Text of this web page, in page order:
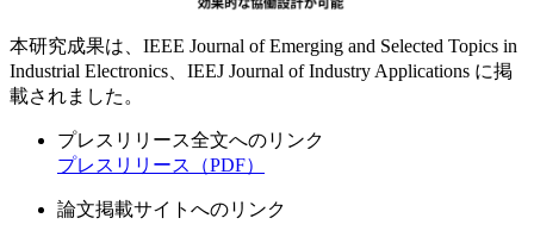
本研究成果は、IEEE Journal of Emerging and Selected Topics in
Industrial Electronics、IEEJ Journal of Industry Applications に掲
載されました。
プレスリリース全文へのリンク
プレスリリース（PDF）
論文掲載サイトへのリンク